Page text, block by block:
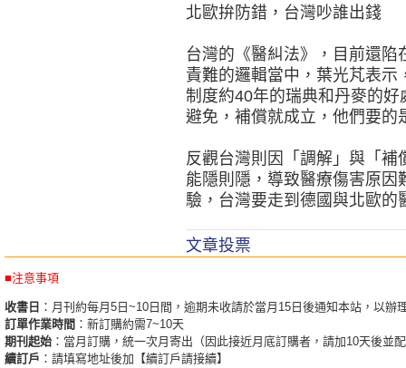
北歐拚防錯，台灣吵誰出錢
台灣的《醫糾法》，目前還
責難的邏輯當中，葉光芃表
制度約40年的瑞典和丹麥的
避免，補償就成立，他們要的
反觀台灣則因「調解」與「
能隱則隱，導致醫療傷害原
驗，台灣要走到德國與北歐的
文章投票
■注意事項
收書日 ：月刊約每月5日~10日間，逾期未收請於當月15日後通知本站，以辦
訂單作業時間 ：新訂購約需7~10天
期刊起始 ：當月訂購，統一次月寄出（因此接近月底訂購者，請加10天後並
續訂戶 ：請填寫地址後加【續訂戶請接續】